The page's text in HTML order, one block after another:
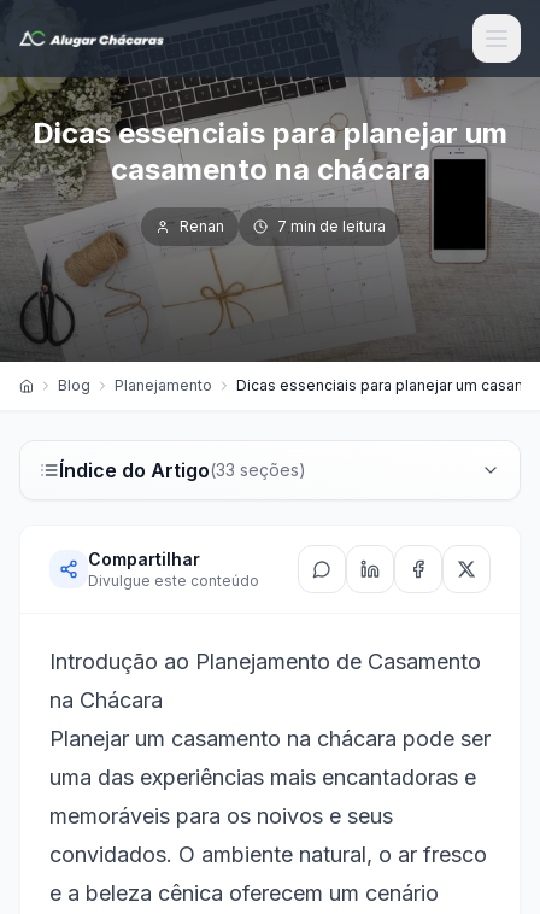
Dicas essenciais para planejar um
casamento na chácara
Renan 7 min de leitura
Blog Planejamento Dicas essenciais para planejar um
Índice do Artigo(33 seções)
Chácara
Escolhendo a Chácara Ideal
Planejamento do Evento
Definindo o Orçamento
Lista de Tarefas e Checklist
Compartilhar
Divulgue este conteúdo
Introdução ao Planejamento de Casamento
na Chácara
Planejar um casamento na chácara pode ser
uma das experiências mais encantadoras e
memoráveis para os noivos e seus
convidados. O ambiente natural, o ar fresco
e a beleza cênica oferecem um cenário